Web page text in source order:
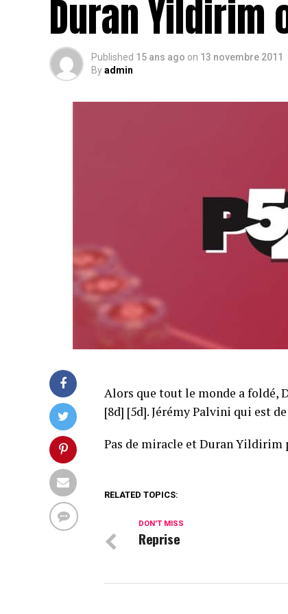
Duran Yildirim
Published 15 ans ago on 13 novembre 2011
Byadmin
Alors que tout le monde a foldé,
[8d] [5d]. Jérémy Palvini qui est
Pas de miracle et Duran Yildirim
RELATED TOPICS:
DON'T MISS
Reprise